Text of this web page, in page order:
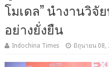
โมเดล” นำงานวิ
อย่างยั่งยืน
Indochina Times มิถุนายน 08,